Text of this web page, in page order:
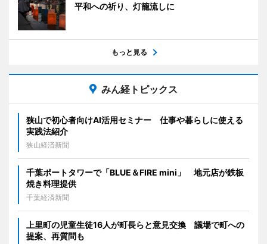
平和への祈り、灯籠流しに
もっと見る
みん経トピックス
狭山で初心者向けAI活用セミナー 仕事や暮らしに使える
実践法紹介
狭山経済新聞
千葉ポートタワーで「BLUE＆FIRE mini」 地元店が鉄板
焼き料理提供
千葉経済新聞
上里町の児童生徒16人が町長らと意見交換 議場で町への
提案、再質問も